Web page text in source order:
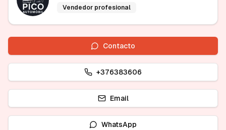
Vendedor profesional
Contacto
+376383606
Email
WhatsApp